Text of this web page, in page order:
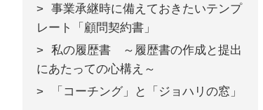
事業承継時に備えておきたいテンプ
レート「顧問契約書」
私の履歴書 ～履歴書の作成と提出
にあたっての心構え～
「コーチング」と「ジョハリの窓」